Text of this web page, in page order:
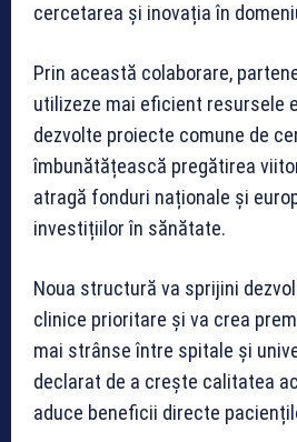
cercetarea și inovația în
Prin această colaborare,
utilizeze mai eficient resursele
dezvolte proiecte comune de
îmbunătățească pregătirea
atragă fonduri naționale și
investițiilor în sănătate.
Noua structură va sprijini
clinice prioritare și va crea
mai strânse între spitale și
declarat de a crește calitatea
aduce beneficii directe